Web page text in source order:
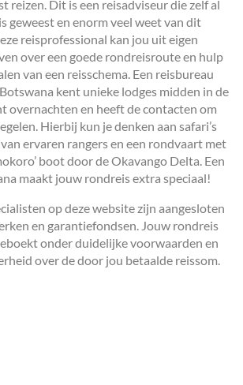
reizen. Dit is een reisadviseur die zelf al
geweest en enorm veel weet van dit
reisprofessional kan jou uit eigen
over een goede rondreisroute en hulp
van een reisschema. Een reisbureau
kent unieke lodges midden in de
overnachten en heeft de contacten om
Hierbij kun je denken aan safari’s
ervaren rangers en een rondvaart met
boot door de Okavango Delta. Een
maakt jouw rondreis extra speciaal!
op deze website zijn aangesloten
en garantiefondsen. Jouw rondreis
onder duidelijke voorwaarden en
over de door jou betaalde reissom.